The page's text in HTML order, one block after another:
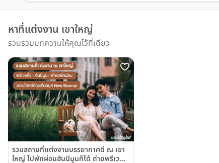
หาที่แต่งงาน เขาใหญ่
รวบรวมบทความให้คุณไว้ที่เดียว
รวมสถานที่แต่งงานบรรยากาศดี ณ เขา
ใหญ่ ไปพักผ่อนฮันนีมูนก็ได้ ถ่ายพรีเวดดิ้